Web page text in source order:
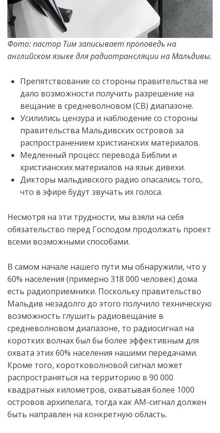
Фото: пастор Тим записывает проповедь на
английском языке для радиотрансляции на Мальдивы.
Препятствование со стороны правительства не
дало возможности получить разрешение на
вещание в средневолновом (СВ) диапазоне.
Усилились цензура и наблюдение со стороны
правительства Мальдивских островов за
распространением христианских материалов.
Медленный процесс перевода Библии и
христианских материалов на язык дивехи.
Дикторы мальдивского радио опасались того,
что в эфире будут звучать их голоса.
Несмотря на эти трудности, мы взяли на себя
обязательство перед Господом продолжать проект
всеми возможными способами.
В самом начале нашего пути мы обнаружили, что у
60% населения (примерно 318 000 человек) дома
есть радиоприемники. Поскольку правительство
Мальдив незадолго до этого получило техническую
возможность глушить радиовещание в
средневолновом диапазоне, то радиосигнал на
коротких волнахбыл бы более эффективным для
охвата этих 60% населения нашими передачами.
Кроме того, коротковолновой сигнал может
распространяться на территорию в 90 000
квадратных километров, охватывая более 1000
островов архипелага, тогда какАМ-сигнал должен
быть направлен на конкретную область.